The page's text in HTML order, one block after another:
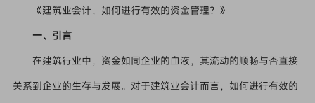
《建筑业会计，如何进行有效的资金管理？》
一、引言
在建筑行业中，资金如同企业的血液，其流动的顺畅与否直接
关系到企业的生存与发展。对于建筑业会计而言，如何进行有效的